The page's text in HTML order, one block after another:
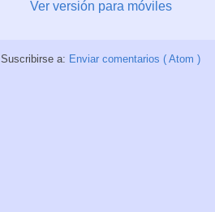
Ver versión para móviles
Suscribirse a: Enviar comentarios ( Atom )